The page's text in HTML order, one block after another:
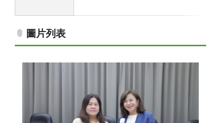
圖片列表